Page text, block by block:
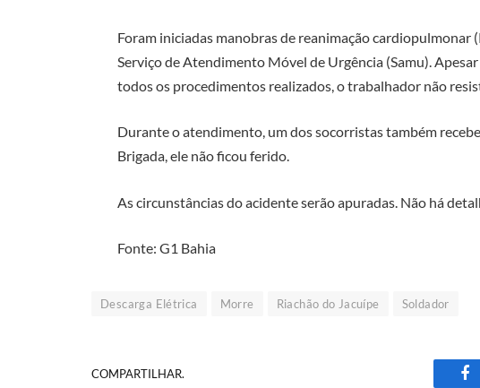
Foram iniciadas manobras de reanimação cardiopulmonar
Serviço de Atendimento Móvel de Urgência (Samu).
todos os procedimentos realizados, o trabalhador não
Durante o atendimento, um dos socorristas também
Brigada, ele não ficou ferido.
As circunstâncias do acidente serão apuradas. Não há
Fonte: G1 Bahia
Descarga Elétrica Morre Riachão do Jacuípe Soldador
COMPARTILHAR.